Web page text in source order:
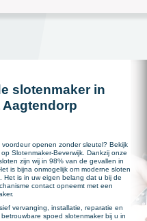
slotenmaker in
openen zonder sleutel? Bekijk
Slotenmaker-Beverwijk. Dankzij onze
zijn wij in 98% van de gevallen in
is bijna onmogelijk om moderne sloten
is in uw eigen belang dat u bij de
contact opneemt met een
vervanging, installatie, reparatie en
spoed slotenmaker bij u in